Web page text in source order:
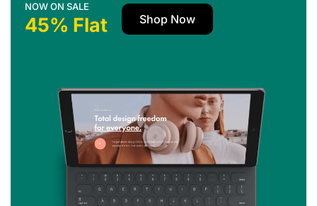
NOW ON SALE
45% Flat Shop Now